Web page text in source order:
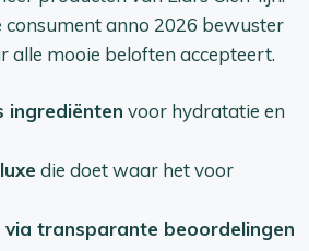
consument anno 2026 bewuster
alle mooie beloften accepteert.
ingrediënten voor hydratatie en
die doet waar het voor
transparante beoordelingen